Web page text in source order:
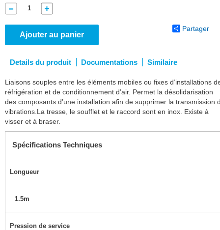
Ajouter au panier
Partager
Details du produit Documentations Similaire
Liaisons souples entre les éléments mobiles ou fixes d’installations
réfrigération et de conditionnement d’air. Permet la désolidarisation
des composants d’une installation afin de supprimer la transmission
vibrations.La tresse, le soufflet et le raccord sont en inox. Existe à
visser et à braser.
Spécifications Techniques
Longueur
1.5m
Pression de service